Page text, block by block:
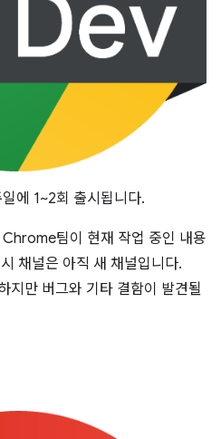
에 1~2회 출시됩니다.
팀이 현재 작업 중인 내용
채널은 아직 새 채널입니다.
지만 버그와 기타 결함이 발견될